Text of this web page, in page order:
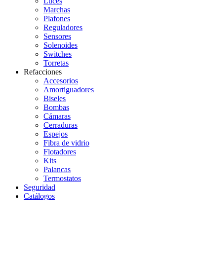
Marchas
Plafones
Reguladores
Sensores
Solenoides
Switches
Torretas
Refacciones
Accesorios
Amortiguadores
Biseles
Bombas
Cámaras
Cerraduras
Espejos
Fibra de vidrio
Flotadores
Kits
Palancas
Termostatos
Seguridad
Catálogos